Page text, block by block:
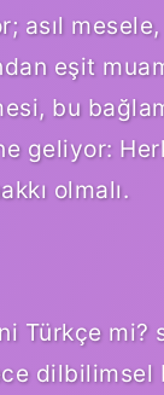
asıl
eşit
bu
geliyor:
olmalı.
Türkçe mi?
dilbilimsel